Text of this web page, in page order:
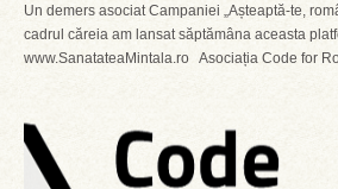
Un demers asociat Campaniei „Așteaptă-te,
cadrul căreia am lansat săptămâna aceasta
www.SanatateaMintala.ro Asociația Code for